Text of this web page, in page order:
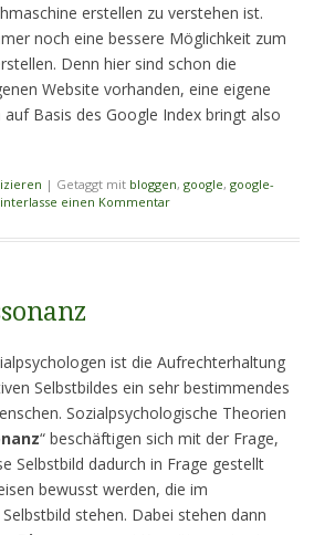
erstellen zu verstehen ist.
noch eine bessere Möglichkeit zum
Denn hier sind schon die
Website vorhanden, eine eigene
Basis des Google Index bringt also
| Getaggt mit bloggen, google, google-
einen Kommentar
ist die Aufrechterhaltung
Selbstbildes ein sehr bestimmendes
Sozialpsychologische Theorien
“ beschäftigen sich mit der Frage,
Selbstbild dadurch in Frage gestellt
bewusst werden, die im
stehen. Dabei stehen dann